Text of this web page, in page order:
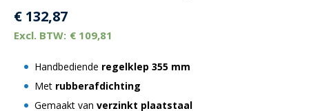
€ 132,87
€ 109,81
Handbediende regelklep 355 mm
Met rubberafdichting
Gemaakt van verzinkt plaatstaal